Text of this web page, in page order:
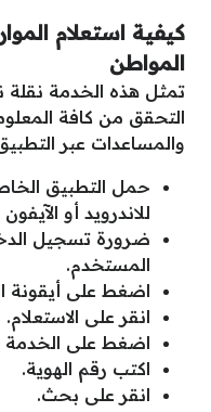
كيفية استعلام
المواطن
تمثل هذه الخدمة
التحقق من كافة
والمساعدات عبر
حمل التطبيق
للاندرويد أو الآيفون
ضرورة تسجيل
المستخدم.
اضغط على أيقونة
انقر على الاستعلام.
اضغط على الخدمة
اكتب رقم الهوية.
انقر على بحث.